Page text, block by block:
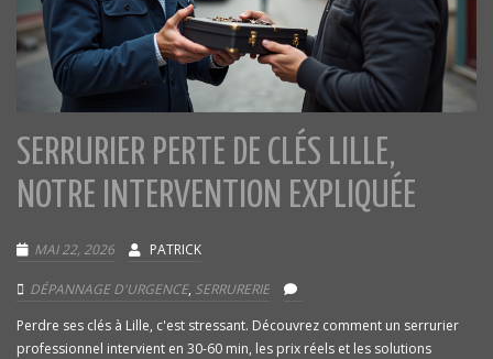
SERRURIER PERTE DE CLÉS LILLE,
NOTRE INTERVENTION EXPLIQUÉE
MAI 22, 2026 PATRICK
DÉPANNAGE D'URGENCE, SERRURERIE
Perdre ses clés à Lille, c'est stressant. Découvrez comment un serrurier
professionnel intervient en 30-60 min, les prix réels et les solutions